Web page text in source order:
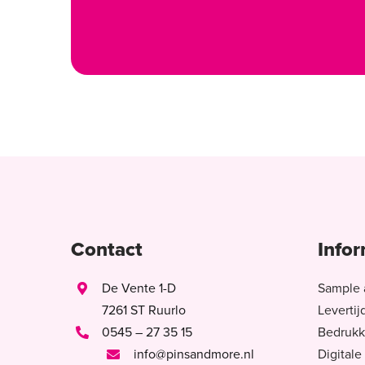
Contact
De Vente 1-D
7261 ST Ruurlo
0545 – 27 35 15
info@pinsandmore.nl
Sample